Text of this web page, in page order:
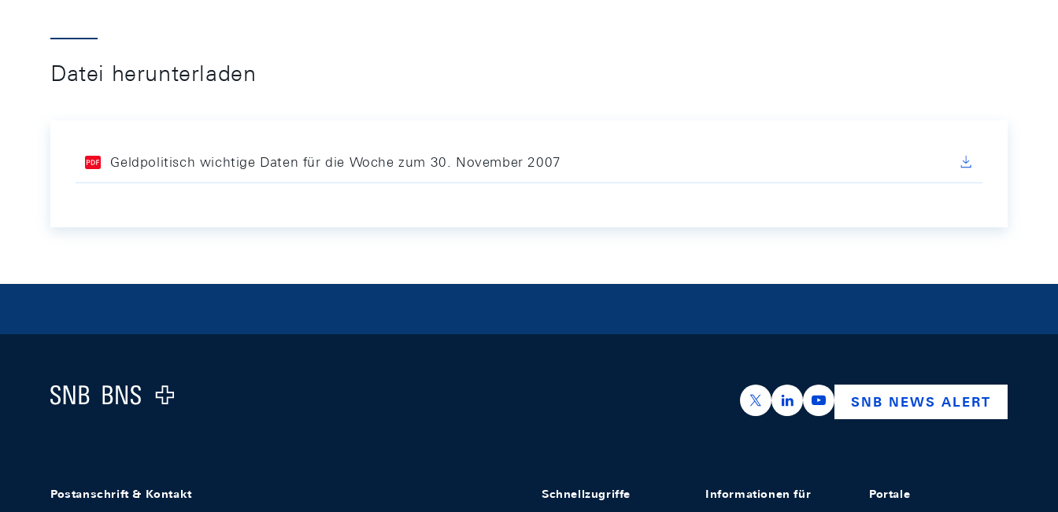
Datei herunterladen
Geldpolitisch wichtige Daten für die Woche zum 30. November 2007
Logo
https://x.com/snb_bns
https://ch.linkedin.com/company/swiss-
https://www.youtube.com/
SNB NEWS ALERT
Postanschrift & Kontakt Schnellzugriffe Informationen für Portale